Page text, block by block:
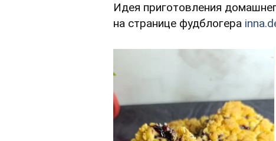
Идея приготовления
на странице фудблогера